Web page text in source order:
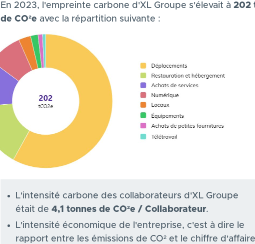
En 2023, l'empreinte carbone d'XL Groupe s'élevait à 202
de CO²e avec la répartition suivante :
L'intensité carbone des collaborateurs d'XL Groupe
était de 4,1 tonnes de CO²e / Collaborateur.
L'intensité économique de l'entreprise, c'est à dire le
rapport entre les émissions de CO² et le chiffre